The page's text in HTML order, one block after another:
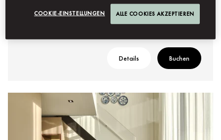
Details Buchen
COOKIE-EINSTELLUNGEN ALLE COOKIES AKZEPTIEREN